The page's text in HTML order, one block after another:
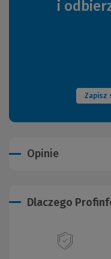
i
Zapisz
Opinie
Dlaczego